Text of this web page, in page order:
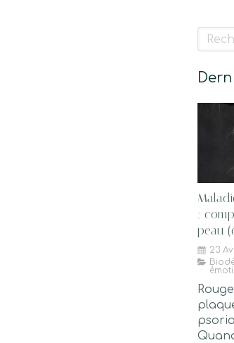
:
peau
23